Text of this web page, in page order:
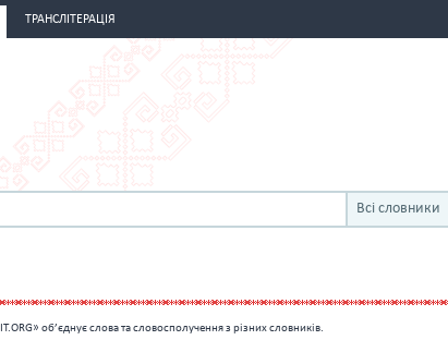
ТРАНСЛІТЕРАЦІЯ
Всі словники
об’єднує слова та словосполучення з різних словників.